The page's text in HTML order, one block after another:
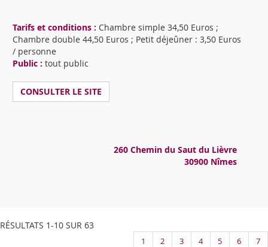
Tarifs et conditions : Chambre simple 34,50 Euros ;
Chambre double 44,50 Euros ; Petit déjeûner : 3,50 Euros
/ personne
Public : tout public
CONSULTER LE SITE
260 Chemin du Saut du Lièvre
30900 Nîmes
RÉSULTATS 1-10 SUR 63
1 2 3 4 5 6 7